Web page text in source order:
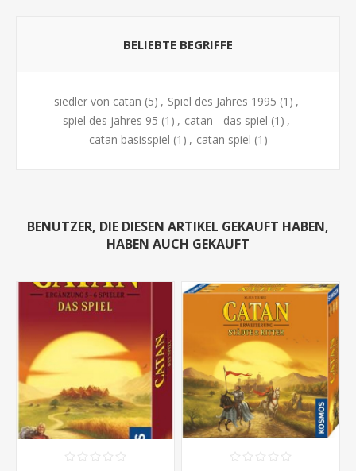
BELIEBTE BEGRIFFE
siedler von catan (5) , Spiel des Jahres 1995 (1) ,
spiel des jahres 95 (1) , catan - das spiel (1) ,
catan basisspiel (1) , catan spiel (1)
BENUTZER, DIE DIESEN ARTIKEL GEKAUFT HABEN,
HABEN AUCH GEKAUFT